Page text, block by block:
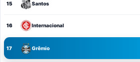
15 Santos
16 Internacional
17 Grêmio